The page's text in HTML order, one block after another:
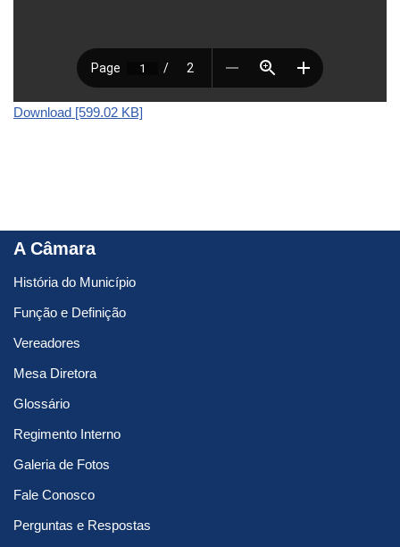
Download [599.02 KB]
A Câmara
História do Município
Função e Definição
Vereadores
Mesa Diretora
Glossário
Regimento Interno
Galeria de Fotos
Fale Conosco
Perguntas e Respostas